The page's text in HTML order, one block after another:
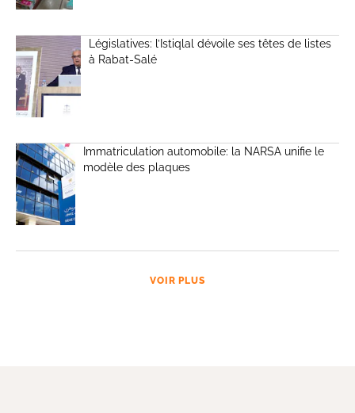
Législatives: l’Istiqlal dévoile ses têtes de listes
à Rabat-Salé
Immatriculation automobile: la NARSA unifie le
modèle des plaques
VOIR PLUS